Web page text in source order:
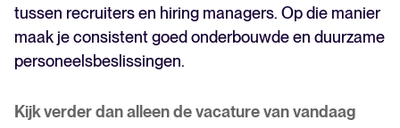
tussen recruiters en hiring managers. Op die manier
maak je consistent goed onderbouwde en duurzame
personeelsbeslissingen.
Kijk verder dan alleen de vacature van vandaag